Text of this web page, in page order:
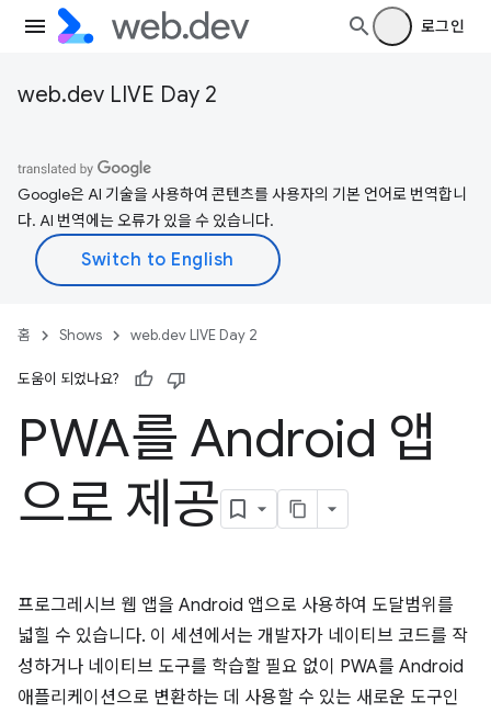
로그인
web.dev LIVE Day 2
Google은 AI 기술을 사용하여 콘텐츠를 사용자의 기본 언어로 번역합니
다. AI 번역에는 오류가 있을 수 있습니다.
홈 Shows web.dev LIVE Day 2
도움이 되었나요?
PWA를 Android 앱
으로 제공
프로그레시브 웹 앱을 Android 앱으로 사용하여 도달범위를
넓힐 수 있습니다. 이 세션에서는 개발자가 네이티브 코드를 작
성하거나 네이티브 도구를 학습할 필요 없이 PWA를 Android
애플리케이션으로 변환하는 데 사용할 수 있는 새로운 도구인